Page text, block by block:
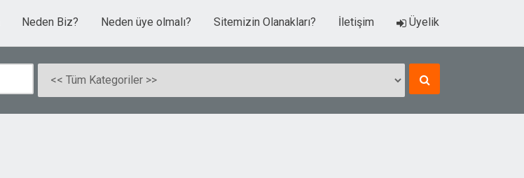
Neden Biz? Neden üye olmalı? Sitemizin Olanakları? İletişim Üyelik